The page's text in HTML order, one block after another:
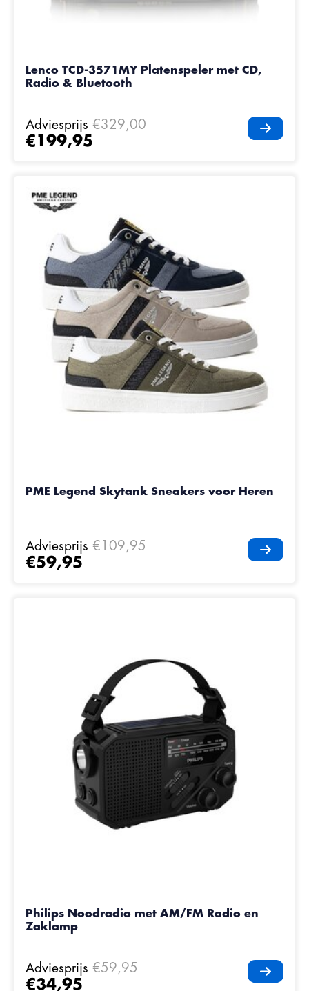
Lenco TCD-3571MY Platenspeler met CD,
Radio & Bluetooth
Adviesprijs €329,00
€199,95
PME Legend Skytank Sneakers voor Heren
Adviesprijs €109,95
€59,95
Philips Noodradio met AM/FM Radio en
Zaklamp
Adviesprijs €59,95
€34,95